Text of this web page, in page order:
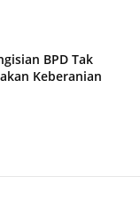
BPD Tak
Keberanian